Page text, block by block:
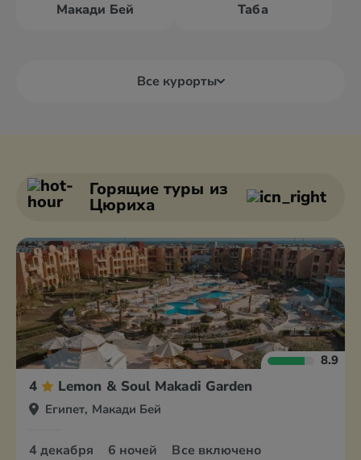
Макади Бей Таба
Все курорты
Асуан Каир
Горящие туры из
Цюриха
8.9
4 Lemon & Soul Makadi Garden
Египет, Макади Бей
4 декабря 6 ночей Все включено